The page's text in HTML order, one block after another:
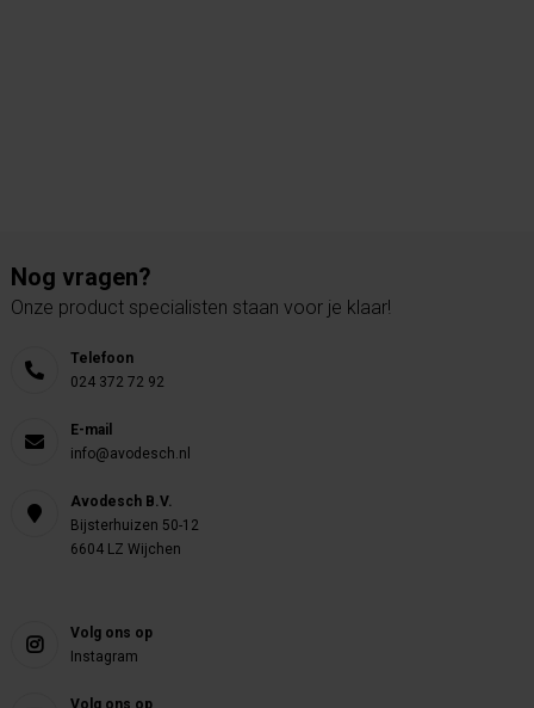
Nog vragen?
Onze product specialisten staan voor je klaar!
Telefoon
024 372 72 92
E-mail
info@avodesch.nl
Avodesch B.V.
Bijsterhuizen 50-12
6604 LZ Wijchen
Volg ons op
Instagram
Volg ons op